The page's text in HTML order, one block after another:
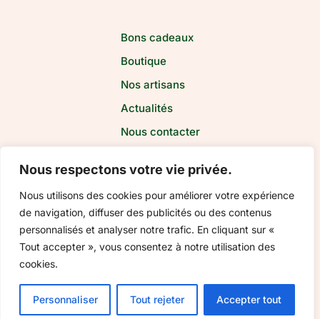
Nous respectons votre vie privée.
Nous utilisons des cookies pour améliorer votre expérience
de navigation, diffuser des publicités ou des contenus
personnalisés et analyser notre trafic. En cliquant sur «
Tout accepter », vous consentez à notre utilisation des
cookies.
Personnaliser Tout rejeter Accepter tout
Bons cadeaux
Boutique
Nos artisans
Actualités
Nous contacter
Paiementsécurisé
20,00€ Ajouter au panier